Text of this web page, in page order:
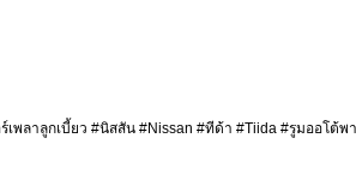
พลาลูกเบี้ยว #นิสสัน #Nissan #ทีด้า #Tiida #รูมออโต้พ